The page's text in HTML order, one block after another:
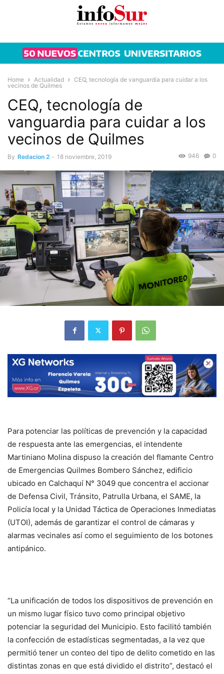
Home Actualidad
CEQ, tecnología de vanguardia para cuidar a los
vecinos de Quilmes
CEQ, tecnología de
vanguardia para cuidar a los
vecinos de Quilmes
By Redacion 2 - 18 noviembre, 2019 0
946
Para potenciar las políticas de prevención y la capacidad
de respuesta ante las emergencias, el intendente
Martiniano Molina dispuso la creación del flamante Centro
de Emergencias Quilmes Bombero Sánchez, edificio
ubicado en Calchaquí N° 3049 que concentra el accionar
de Defensa Civil, Tránsito, Patrulla Urbana, el SAME, la
Policía local y la Unidad Táctica de Operaciones Inmediatas
(UTOI), además de garantizar el control de cámaras y
alarmas vecinales así como el seguimiento de los botones
antipánico.
“La unificación de todos los dispositivos de prevención en
un mismo lugar físico tuvo como principal objetivo
potenciar la seguridad del Municipio. Esto facilitó también
la confección de estadísticas segmentadas, a la vez que
permitió tener un conteo del tipo de delito cometido en las
distintas zonas en que está dividido el distrito”, destacó el